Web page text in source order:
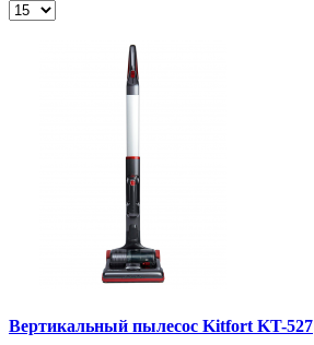
Вертикальный пылесос Kitfort KT-527